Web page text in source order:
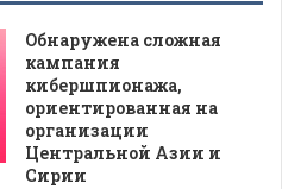
Обнаружена сложная
кампания
кибершпионажа,
ориентированная на
организации
Центральной Азии и
Сирии